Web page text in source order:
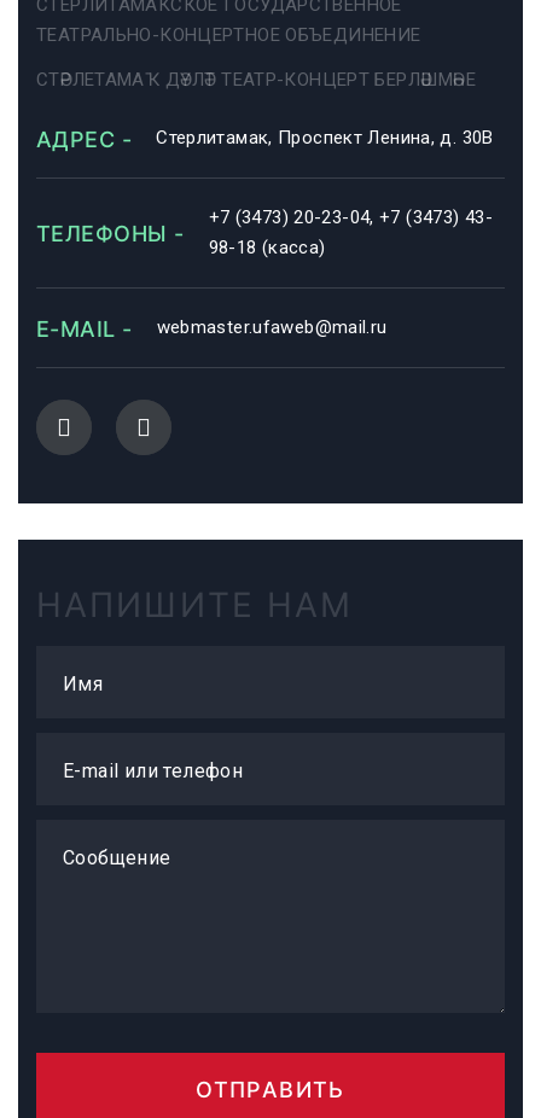
СТЕРЛИТАМАКСКОЕ ГОСУДАРСТВЕННОЕ
ТЕАТРАЛЬНО-КОНЦЕРТНОЕ ОБЪЕДИНЕНИЕ
СТӘРЛЕТАМАҠ ДӘҮЛӘТ ТЕАТР-КОНЦЕРТ БЕРЛӘШМӘҺЕ
АДРЕС - Стерлитамак, Проспект Ленина, д. 30В
ТЕЛЕФОНЫ -
+7 (3473) 20-23-04, +7 (3473) 43-
98-18 (касса)
E-MAIL - webmaster.ufaweb@mail.ru
НАПИШИТЕ НАМ
Имя
E-mail или телефон
Сообщение
ОТПРАВИТЬ